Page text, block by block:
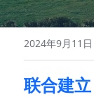
远见学
互动分
志愿者
合作伙
公示信息
联系
登录
2024年9月11日
联合建